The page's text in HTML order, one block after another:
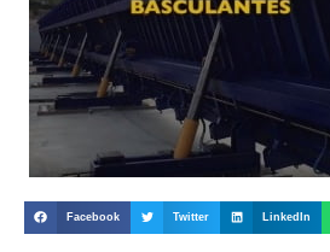
Facebook Twitter LinkedIn